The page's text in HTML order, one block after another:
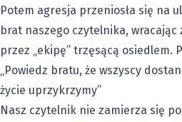
Potem agresja przeniosła się na
brat naszego czytelnika, wracając
przez „ekipę” trzęsącą osiedlem.
„Powiedz bratu, że wszyscy
życie uprzykrzymy”
Nasz czytelnik nie zamierza się